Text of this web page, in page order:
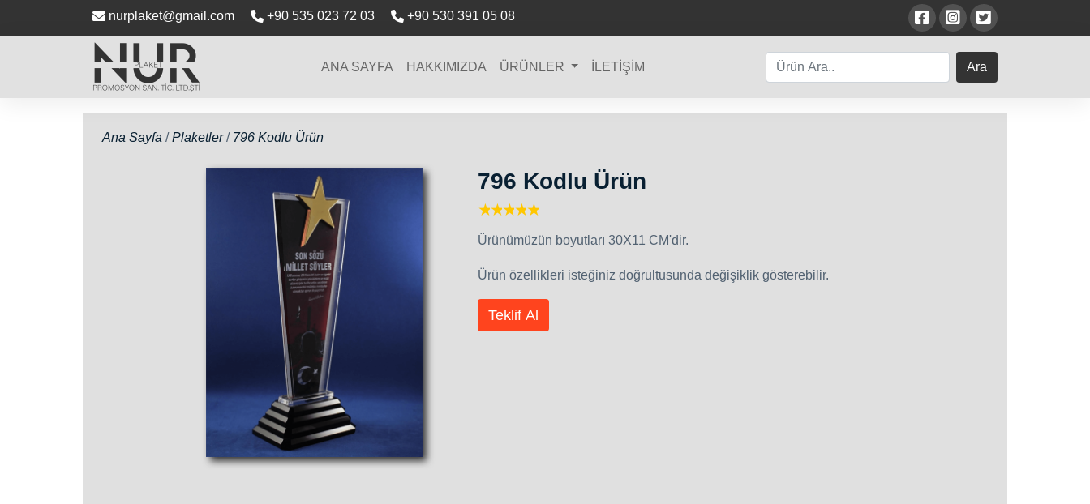
nurplaket@gmail.com +90 535 023 72 03 +90 530 391 05 08
ANA SAYFA HAKKIMIZDA ÜRÜNLER İLETİŞİM Ara
Ana Sayfa /Plaketler/ 796 Kodlu Ürün
796 Kodlu Ürün
4 stars
3 stars
2 stars
1 star
Ürünümüzün boyutları 30X11 CM'dir.
Ürün özellikleri isteğiniz doğrultusunda değişiklik gösterebilir.
Teklif Al